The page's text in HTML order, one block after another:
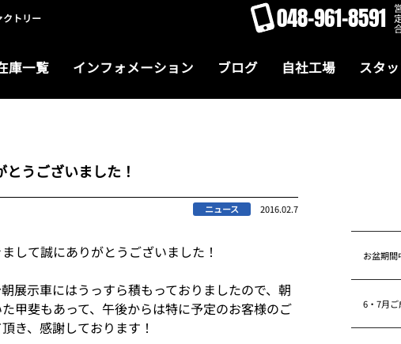
クトリー 048-961-8591
庫一覧 インフォメーション ブログ 自社工場 スタ
うございました！
ニュース 2016.02.7
して誠にありがとうございました！
展示車にはうっすら積もっておりましたので、朝
甲斐もあって、午後からは特に予定のお客様のご
き、感謝しております！
お盆期間
6・7月ご